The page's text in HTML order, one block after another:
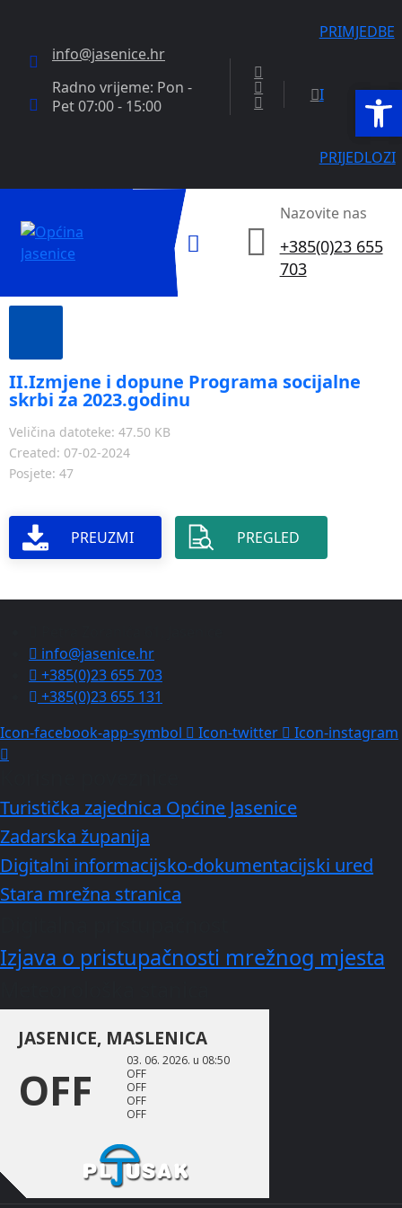
info@jasenice.hr
Radno vrijeme: Pon -
Pet 07:00 - 15:00
PRIMJEDBE
I
PRIJEDLOZI
Nazovite nas
+385(0)23 655
703
II.Izmjene i dopune Programa socijalne
skrbi za 2023.godinu
Veličina datoteke: 47.50 KB
Created: 07-02-2024
Posjete: 47
PREUZMI PREGLED
info@jasenice.hr
+385(0)23 655 703
+385(0)23 655 131
Icon-facebook-app-symbol
Icon-twitter Icon-instagram
Turistička zajednica Općine Jasenice
Zadarska županija
Digitalni informacijsko-dokumentacijski ured
Stara mrežna stranica
Izjava o pristupačnosti mrežnog mjesta